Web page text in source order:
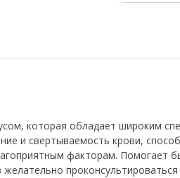
которая обладает широким
и свертываемость крови,
факторам. Помогает